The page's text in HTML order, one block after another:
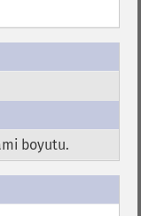
boyutu.